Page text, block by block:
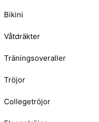
Bikini
Våtdräkter
Träningsoveraller
Tröjor
Collegetröjor